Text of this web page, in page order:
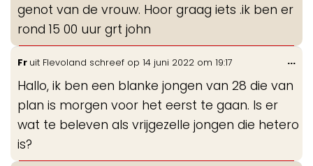
genot van de vrouw. Hoor graag iets .ik ben er
rond 15 00 uur grt john
Fr uit Flevoland schreef op 14 juni 2022 om 19:17
Hallo, ik ben een blanke jongen van 28 die van
plan is morgen voor het eerst te gaan. Is er
wat te beleven als vrijgezelle jongen die hetero
is?
...